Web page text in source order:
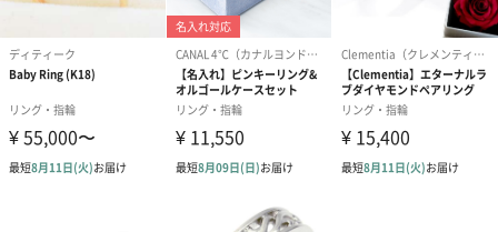
体重量
製造国
金属材質
真鍮合金
商品オプション情報